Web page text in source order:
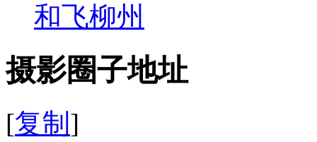
和飞柳州
摄影圈子地址
[复制 ]